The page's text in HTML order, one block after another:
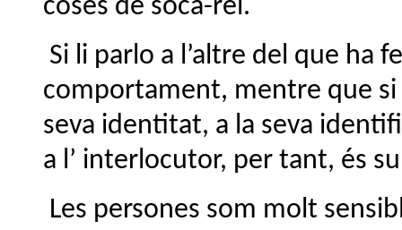
coses de soca-rel.
Si li parlo a l’altre del que ha
comportament, mentre que si
seva identitat, a la seva
a l’ interlocutor, per tant, és
Les persones som molt